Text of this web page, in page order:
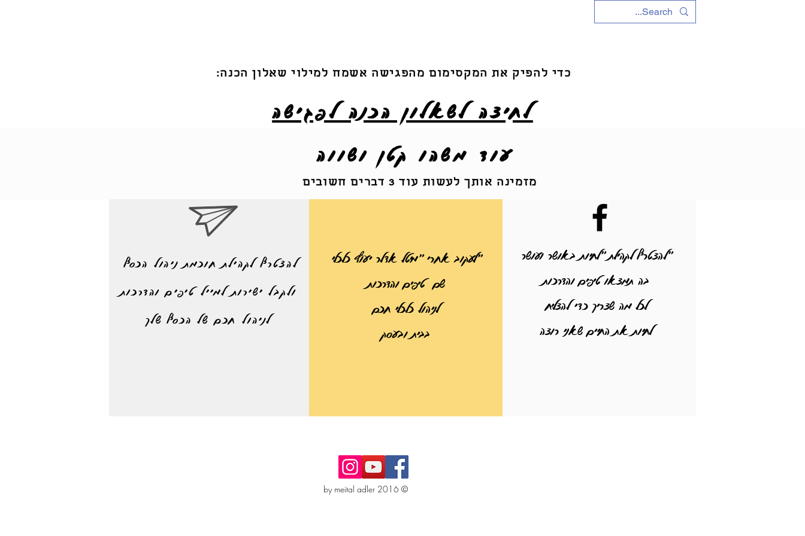
כדי להפיק את המקסימום מהפגישה אשמח למילוי שאלון הכנה:
לחיצה לשאלון הכנה לפגישה
עוד משהו קטן ושווה
מזמינה אותך לעשות עוד 3 דברים חשובים
להצטרף לקהילת חוכמת ניהול הכסף
ולקבל ישירות למייל טיפים והדרכות
לניהול חכם של הכסף שלך
"לעקוב אחרי "מיטל אדלר יעוץ כלכלי
שם טיפים והדרכות
לניהול כלכלי חכם
בבית ובעסק
"להצטרף לקהילת "לחיות באושר ועושר
בה תמצאו טיפים והדרכות
לכל מה שצריך כדי להצליח
לחיות את החיים שאני רוצה
© 2016 by meital adler